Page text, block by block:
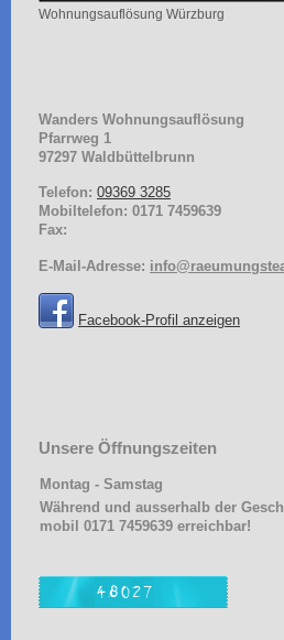
Wohnungsauflösung Würzburg
Wanders Wohnungsauflösung
Pfarrweg 1
97297 Waldbüttelbrunn
Telefon: 09369 3285
Mobiltelefon: 0171 7459639
Fax:
E-Mail-Adresse:
Facebook-Profil anzeigen
Unsere Öffnungszeiten
Montag - Samstag
Während und ausserhalb der
mobil 0171 7459639 erreichbar!